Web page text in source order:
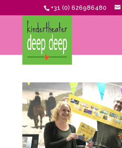
+31 (0) 626986480